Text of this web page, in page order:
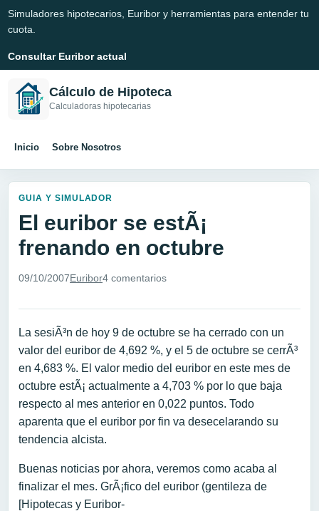
Simuladores hipotecarios, Euribor y herramientas para entender tu
cuota.
Consultar Euribor actual
Cálculo de Hipoteca
Calculadoras hipotecarias
Inicio Sobre Nosotros
GUIA Y SIMULADOR
El euribor se estÃ¡
frenando en octubre
09/10/2007Euribor4 comentarios
La sesiÃ³n de hoy 9 de octubre se ha cerrado con un
valor del euribor de 4,692 %, y el 5 de octubre se cerrÃ³
en 4,683 %. El valor medio del euribor en este mes de
octubre estÃ¡ actualmente a 4,703 % por lo que baja
respecto al mes anterior en 0,022 puntos. Todo
aparenta que el euribor por fin va desecelarando su
tendencia alcista.
Buenas noticias por ahora, veremos como acaba al
finalizar el mes. GrÃ¡fico del euribor (gentileza de
[Hipotecas y Euribor-